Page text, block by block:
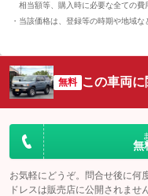
相当額等、購入時に必要な全ての費
当該価格は、登録等の時期や地域な
無料 この車両
無
お気軽にどうぞ。問合せ後に何
ドレスは販売店に公開されません